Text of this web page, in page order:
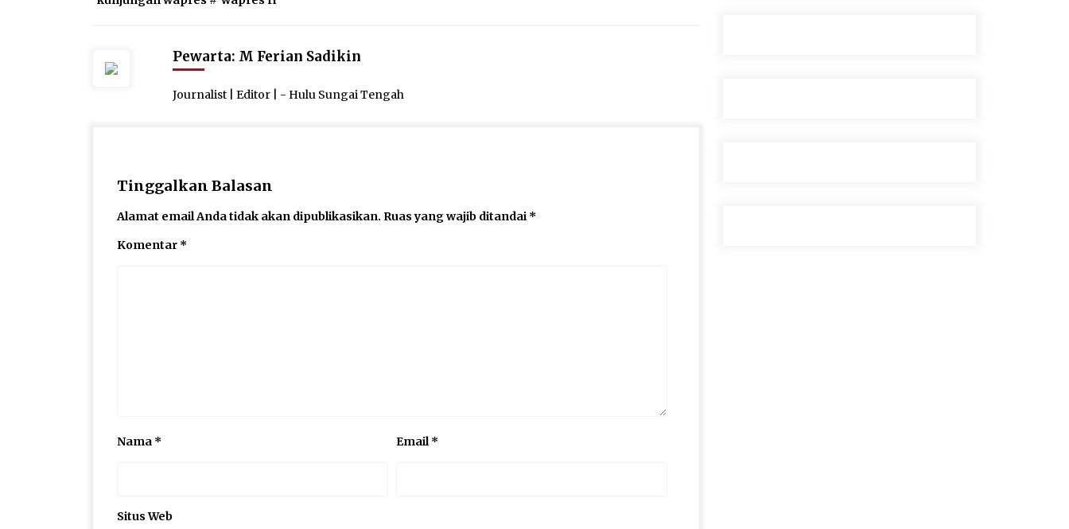
Pewarta: M Ferian Sadikin
Journalist | Editor | - Hulu Sungai Tengah
Tinggalkan Balasan
Alamat email Anda tidak akan dipublikasikan. Ruas yang wajib ditandai *
Komentar *
Nama * Email*
Situs Web